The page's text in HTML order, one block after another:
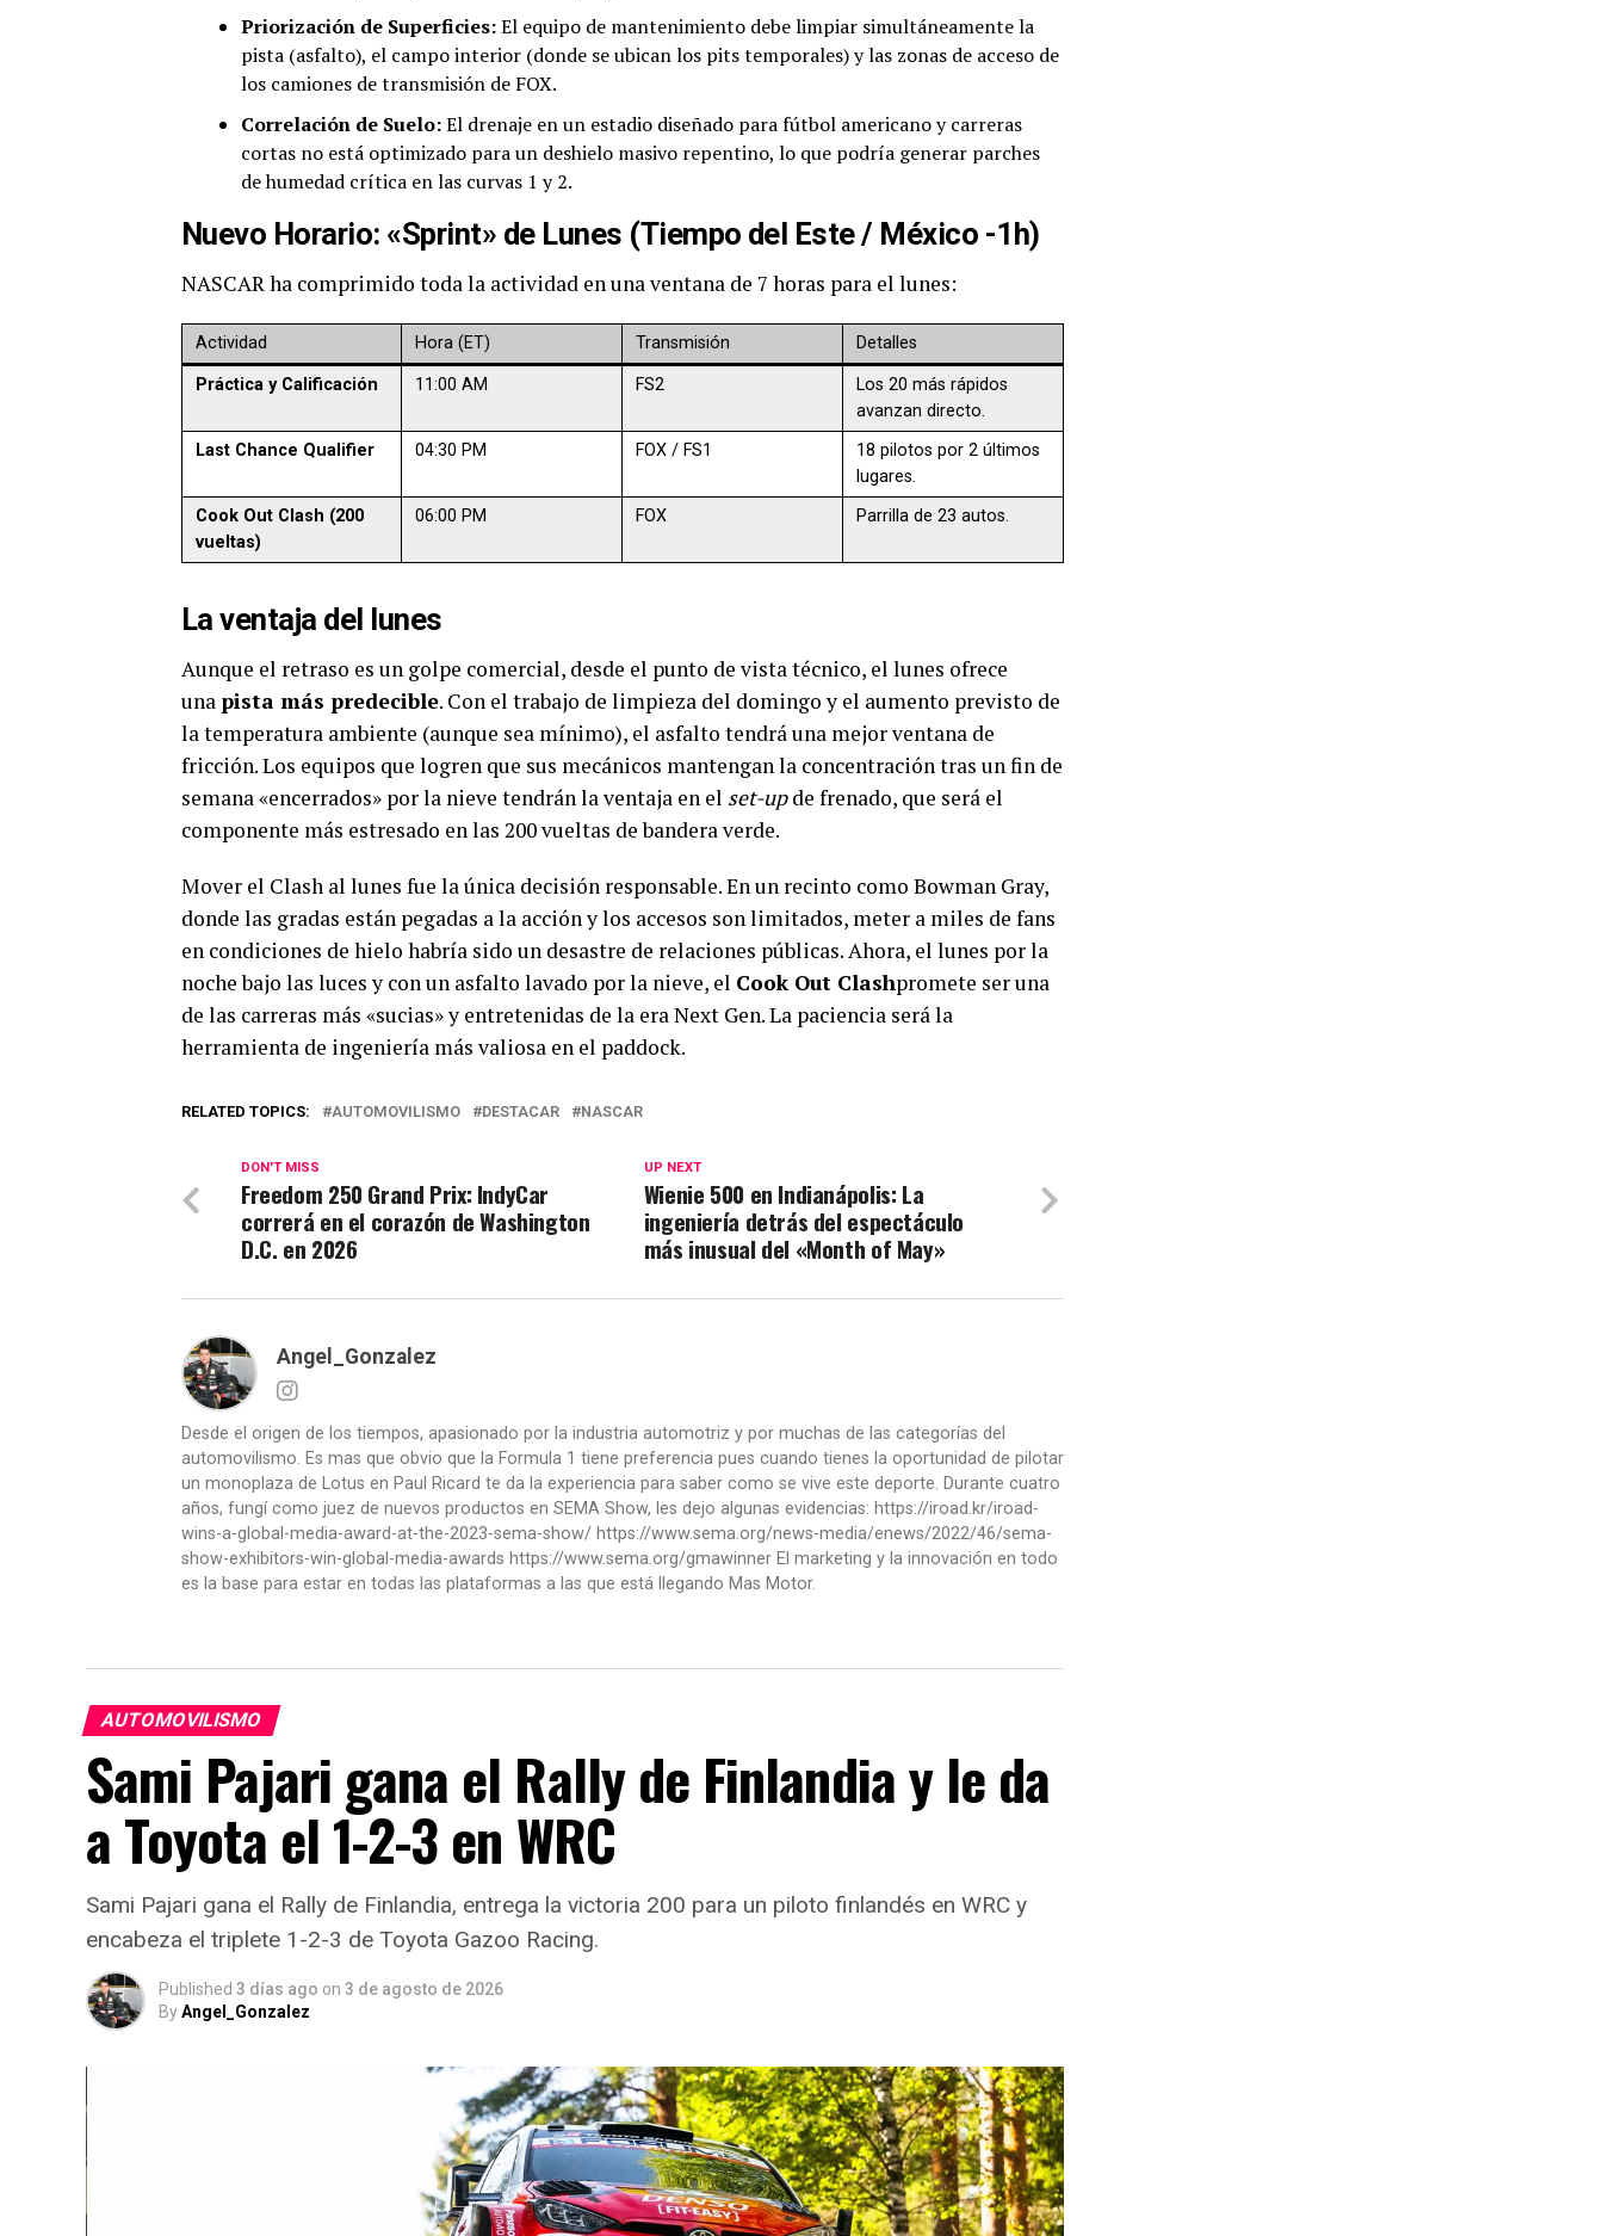
Priorización de Superficies:El equipo de mantenimiento debe limpiar simultáneamente la
pista (asfalto), el campo interior (donde se ubican los pits temporales) y las zonas de acceso de
los camiones de transmisión de FOX.
Correlación de Suelo:El drenaje en un estadio diseñado para fútbol americano y carreras
cortas no está optimizado para un deshielo masivo repentino, lo que podría generar parches
de humedad crítica en las curvas 1 y 2.
Nuevo Horario: «Sprint» de Lunes (Tiempo del Este / México -1h)
NASCAR ha comprimido toda la actividad en una ventana de 7 horas para el lunes:
Actividad Hora (ET) Transmisión Detalles
Práctica y Calificación 11:00 AM FS2
Los 20 más rápidos
avanzan directo.
Last Chance Qualifier
04:30 PM FOX / FS1
18 pilotos por 2 últimos
lugares.
Cook Out Clash (200
vueltas)
06:00 PM FOX Parrilla de 23 autos.
La ventaja del lunes
Aunque el retraso es un golpe comercial, desde el punto de vista técnico, el lunes ofrece
una pista más predecible. Con el trabajo de limpieza del domingo y el aumento previsto de
la temperatura ambiente (aunque sea mínimo), el asfalto tendrá una mejor ventana de
fricción. Los equipos que logren que sus mecánicos mantengan la concentración tras un fin de
semana «encerrados» por la nieve tendrán la ventaja en el set-upde frenado, que será el
componente más estresado en las 200 vueltas de bandera verde.
Mover el Clash al lunes fue la única decisión responsable. En un recinto como Bowman Gray,
donde las gradas están pegadas a la acción y los accesos son limitados, meter a miles de fans
en condiciones de hielo habría sido un desastre de relaciones públicas. Ahora, el lunes por la
noche bajo las luces y con un asfalto lavado por la nieve, el Cook Out Clashpromete ser una
de las carreras más «sucias» y entretenidas de la era Next Gen. La paciencia será la
herramienta de ingeniería más valiosa en el paddock.
RELATED TOPICS: AUTOMOVILISMO DESTACAR NASCAR
UP NEXT
Wienie 500 en Indianápolis: La
ingeniería detrás del espectáculo
más inusual del «Month of May»
DON'T MISS
Freedom 250 Grand Prix: IndyCar
correrá en el corazón de Washington
D.C. en 2026
Angel_Gonzalez
Desde el origen de los tiempos, apasionado por la industria automotriz y por muchas de las categorías del
automovilismo. Es mas que obvio que la Formula 1 tiene preferencia pues cuando tienes la oportunidad de pilotar
un monoplaza de Lotus en Paul Ricard te da la experiencia para saber como se vive este deporte. Durante cuatro
años, fungí como juez de nuevos productos en SEMA Show, les dejo algunas evidencias: https://iroad.kr/iroad-
wins-a-global-media-award-at-the-2023-sema-show/ https://www.sema.org/news-media/enews/2022/46/sema-
show-exhibitors-win-global-media-awards https://www.sema.org/gmawinner El marketing y la innovación en todo
es la base para estar en todas las plataformas a las que está llegando Mas Motor.
AUTOMOVILISMO
Sami Pajari gana el Rally de Finlandia y le da
a Toyota el 1-2-3 en WRC
Sami Pajari gana el Rally de Finlandia, entrega la victoria 200 para un piloto finlandés en WRC y
encabeza el triplete 1-2-3 de Toyota Gazoo Racing.
Published 3 días ago on 3 de agosto de 2026
ByAngel_Gonzalez